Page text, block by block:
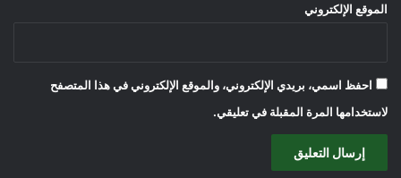
الموقع الإلكتروني
احفظ اسمي، بريدي الإلكتروني، والموقع الإلكتروني في هذا المتصفح
لاستخدامها المرة المقبلة في تعليقي.